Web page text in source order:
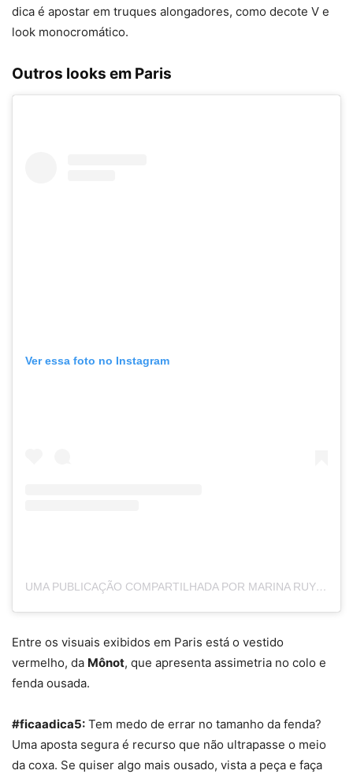
dica é apostar em truques alongadores, como decote V e
look monocromático.
Outros looks em Paris
Ver essa foto no Instagram
UMA PUBLICAÇÃO COMPARTILHADA POR MARINA RUY BARBOSA (@MARINARUYBARBOSA)
Entre os visuais exibidos em Paris está o vestido
vermelho, da Mônot, que apresenta assimetria no colo e
fenda ousada.
#ficaadica5: Tem medo de errar no tamanho da fenda?
Uma aposta segura é recurso que não ultrapasse o meio
da coxa. Se quiser algo mais ousado, vista a peça e faça